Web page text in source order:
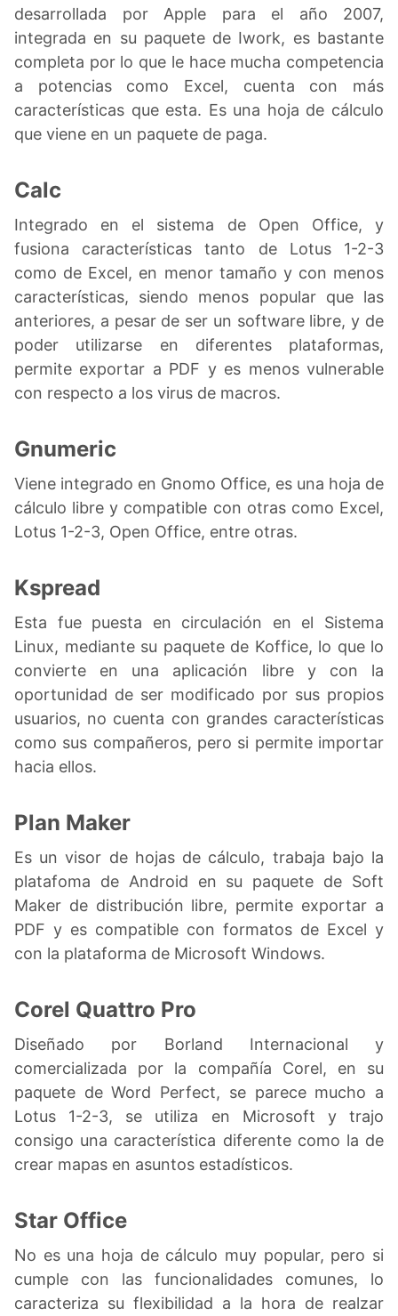
desarrollada por Apple para el año 2007,
integrada en su paquete de Iwork, es bastante
completa por lo que le hace mucha competencia
a potencias como Excel, cuenta con más
características que esta. Es una hoja de cálculo
que viene en un paquete de paga.
Calc
Integrado en el sistema de Open Office, y
fusiona características tanto de Lotus 1-2-3
como de Excel, en menor tamaño y con menos
características, siendo menos popular que las
anteriores, a pesar de ser un software libre, y de
poder utilizarse en diferentes plataformas,
permite exportar a PDF y es menos vulnerable
con respecto a los virus de macros.
Gnumeric
Viene integrado en Gnomo Office, es una hoja de
cálculo libre y compatible con otras como Excel,
Lotus 1-2-3, Open Office, entre otras.
Kspread
Esta fue puesta en circulación en el Sistema
Linux, mediante su paquete de Koffice, lo que lo
convierte en una aplicación libre y con la
oportunidad de ser modificado por sus propios
usuarios, no cuenta con grandes características
como sus compañeros, pero si permite importar
hacia ellos.
Plan Maker
Es un visor de hojas de cálculo, trabaja bajo la
platafoma de Android en su paquete de Soft
Maker de distribución libre, permite exportar a
PDF y es compatible con formatos de Excel y
con la plataforma de Microsoft Windows.
Corel Quattro Pro
Diseñado por Borland Internacional y
comercializada por la compañía Corel, en su
paquete de Word Perfect, se parece mucho a
Lotus 1-2-3, se utiliza en Microsoft y trajo
consigo una característica diferente como la de
crear mapas en asuntos estadísticos.
Star Office
No es una hoja de cálculo muy popular, pero si
cumple con las funcionalidades comunes, lo
caracteriza su flexibilidad a la hora de realzar